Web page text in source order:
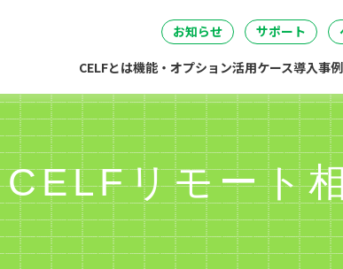
お知らせ サポート
CELFとは機能・オプション活用ケース
05開発・製造 06 経
導入事例
無料IT講
リモート